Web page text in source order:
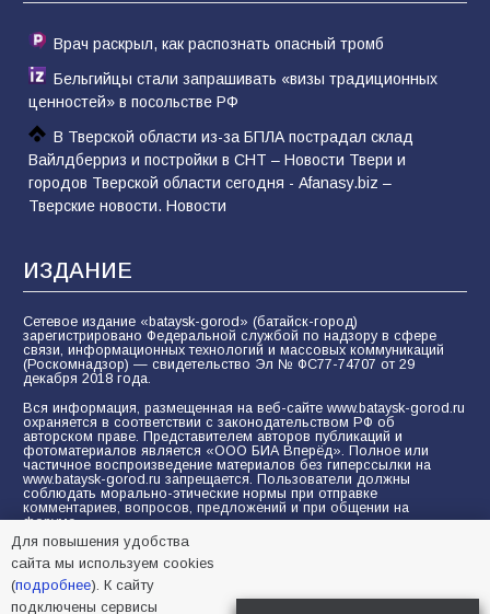
Врач раскрыл, как распознать опасный тромб
Бельгийцы стали запрашивать «визы традиционных
ценностей» в посольстве РФ
В Тверской области из-за БПЛА пострадал склад
Вайлдберриз и постройки в СНТ – Новости Твери и
городов Тверской области сегодня - Afanasy.biz –
Тверские новости. Новости
ИЗДАНИЕ
Сетевое издание «bataysk-gorod» (батайск-город)
зарегистрировано Федеральной службой по надзору в сфере
связи, информационных технологий и массовых коммуникаций
(Роскомнадзор) — свидетельство Эл № ФС77-74707 от 29
декабря 2018 года.
Вся информация, размещенная на веб-сайте www.bataysk-gorod.ru
охраняется в соответствии с законодательством РФ об
авторском праве. Представителем авторов публикаций и
фотоматериалов является «ООО БИА Вперёд». Полное или
частичное воспроизведение материалов без гиперссылки на
www.bataysk-gorod.ru запрещается. Пользователи должны
соблюдать морально-этические нормы при отправке
комментариев, вопросов, предложений и при общении на
форуме.
Политика конфиденциальности и защиты информации
Согласие на обработку персональных данных с помощью
сервисов Yandex.Metrika, LiveInternet, top.mail.ru
Для повышения удобства
сайта мы используем cookies
(подробнее). К сайту
подключены сервисы